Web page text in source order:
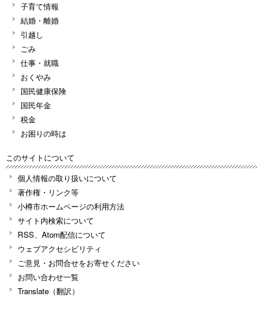
子育て情報
結婚・離婚
引越し
ごみ
仕事・就職
おくやみ
国民健康保険
国民年金
税金
お困りの時は
このサイトについて
個人情報の取り扱いについて
著作権・リンク等
小樽市ホームページの利用方法
サイト内検索について
RSS、Atom配信について
ウェブアクセシビリティ
ご意見・お問合せをお寄せください
お問い合わせ一覧
Translate（翻訳）